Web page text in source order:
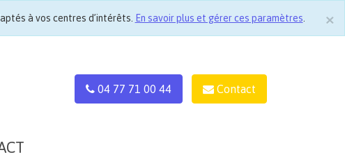
×
à vos centres d’intérêts. En savoir plus et gérer ces paramètres
04 77 71 00 44 Contact